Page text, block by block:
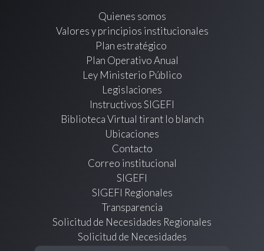
Quienes somos
Valores y principios institucionales
Plan estratégico
Plan Operativo Anual
Ley Ministerio Público
Legislaciones
Instructivos SIGEFI
Biblioteca Virtual tirant lo blanch
Ubicaciones
Contacto
Correo institucional
SIGEFI
SIGEFI Regionales
Transparencia
Solicitud de Necesidades Regionales
Solicitud de Necesidades